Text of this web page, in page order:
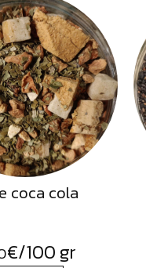
coca cola
€/100 gr